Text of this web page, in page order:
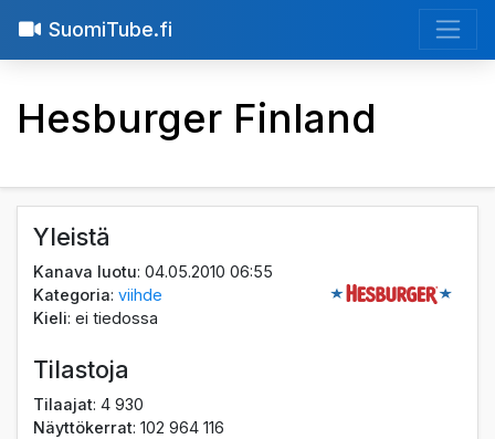
SuomiTube.fi
Hesburger Finland
Yleistä
Kanava luotu: 04.05.2010 06:55
Kategoria:viihde
Kieli: ei tiedossa
Tilastoja
Tilaajat: 4 930
Näyttökerrat: 102 964 116